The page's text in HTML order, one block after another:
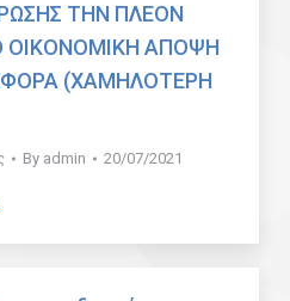
ΤΗΝ ΠΛΕΟΝ
ΑΠΟΨΗ
(ΧΑΜΗΛΟΤΕΡΗ
By admin 20/07/2021